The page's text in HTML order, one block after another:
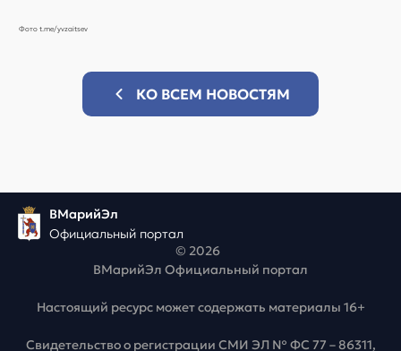
Фото t.me/yvzaitsev
КО ВСЕМ НОВОСТЯМ
ВМарийЭл
Официальный портал
© 2026
ВМарийЭл Официальный портал
Настоящий ресурс может содержать материалы 16+
Свидетельство о регистрации СМИ ЭЛ № ФС 77 – 86311,